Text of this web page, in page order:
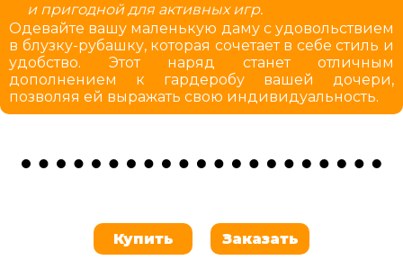
и пригодной для активных игр.
Одевайте вашу маленькую даму с удовольствием
в блузку-рубашку, которая сочетает в себе стиль и
удобство. Этот наряд станет отличным
дополнением к гардеробу вашей дочери,
позволяя ей выражать свою индивидуальность.
Купить Заказать